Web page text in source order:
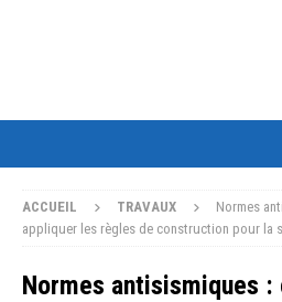
ACCUEIL TRAVAUX
Normes
appliquer les règles de construction pour la
Normes antisismiques